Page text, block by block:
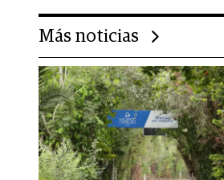
Más noticias